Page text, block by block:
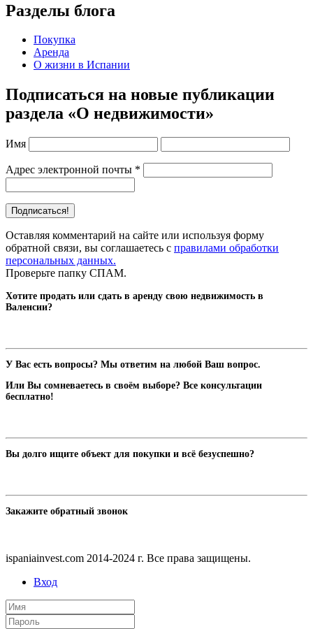
Разделы блога
Покупка
Аренда
О жизни в Испании
Подписаться на новые публикации
раздела «О недвижимости»
Имя
Адрес электронной почты *
Оставляя комментарий на сайте или используя форму
обратной связи, вы соглашаетесь с правилами обработки
персональных данных.
Проверьте папку СПАМ.
Хотите продать или сдать в аренду свою недвижимость в
Валенсии?
У Вас есть вопросы? Мы ответим на любой Ваш вопрос.
Или Вы сомневаетесь в своём выборе? Все консультации
бесплатно!
Вы долго ищите объект для покупки и всё безуспешно?
Закажите обратный звонок
ispaniainvest.com 2014-2024 г. Все права защищены.
Вход